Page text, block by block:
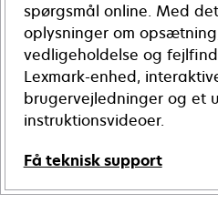
spørgsmål online. Med
oplysninger om
vedligeholdelse og
Lexmark-enhed,
brugervejledninger og et
instruktionsvideoer.
Få teknisk support
opens